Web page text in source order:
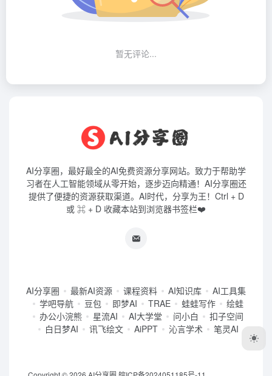
暂无评论...
AI分享圈，最好最全的AI免费资源分享网站。致力于帮助学
习者在人工智能领域从零开始，逐步迈向精通！AI分享圈还
提供了便捷的资源获取渠道。AI时代，分享为王！Ctrl + D
或 ⌘ + D 收藏本站到浏览器书签栏❤️
AI分享圈 最新AI资源 课程资料 AI知识库
AI工具集
学吧导航
豆包 即梦AI TRAE 蛙蛙写作
绘蛙
办公小浣熊
星流AI AI大学堂 问小白
扣子空间
白日梦AI
讯飞绘文 AiPPT 沁言学术 笔灵AI